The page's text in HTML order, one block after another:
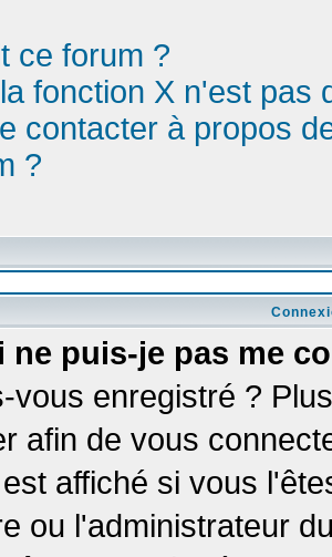
ce forum ?
fonction X n'est pas
contacter à propos
?
ne puis-je pas me
vous enregistré ?
afin de vous
affiché si vous
ou l'administrateur